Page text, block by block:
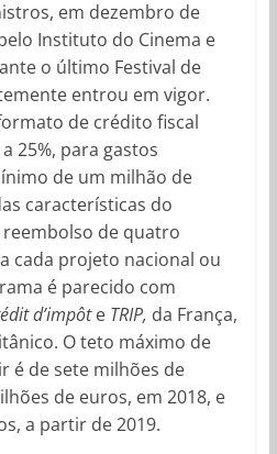
em dezembro de
Instituto do Cinema e
o último Festival de
entrou em vigor.
de crédito fiscal
25%, para gastos
de um milhão de
características do
de quatro
cada projeto nacional ou
é parecido com
d’impôteTRIP, da França,
O teto máximo de
é de sete milhões de
de euros, em 2018, e
a partir de 2019.